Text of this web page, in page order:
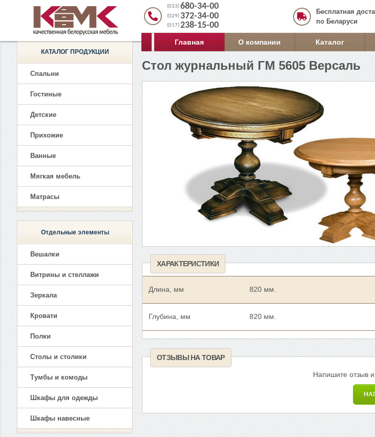
(033)680-34-00
(029) 372-34-00
(017)238-15-00
Бесплатная
по Беларуси
Главная О компании Каталог
Стол журнальный ГМ 5605 Версаль
ХАРАКТЕРИСТИКИ
Длина, мм 820 мм.
Глубина, мм 820 мм.
ОТЗЫВЫ НА ТОВАР
Напишите отзыв
КАТАЛОГ ПРОДУКЦИИ
Спальни
Гостиные
Детские
Прихожие
Ванные
Мягкая мебель
Матрасы
Отдельные элементы
Вешалки
Витрины и стеллажи
Зеркала
Кровати
Полки
Столы и столики
Тумбы и комоды
Шкафы для одежды
Шкафы навесные